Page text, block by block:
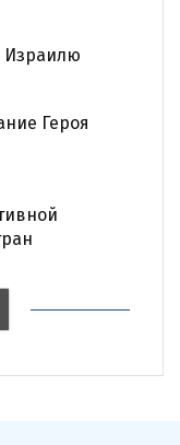
Израилю
Героя